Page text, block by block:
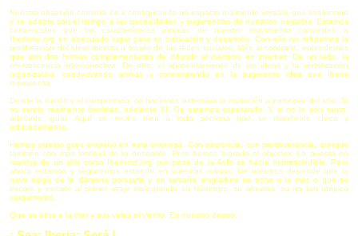
Nuestra obsesión consiste en ir configurando un espacio realmente versátil, que evolucione
y se adapte con el tiempo a las necesidades y sugerencias de nuestros usuarios. Estamos
convencidos que las características propias de nuestro movimiento convierten a
Iberismo.org en adecuado lugar para su cultivación y desarrollo. Con ello no refutamos la
proliferación del ideal iberista a través de las redes sociales; Más al contrario, entendemos
que son dos formas complementarias de difundir el iberismo en internet: De un lado, la
efervescencia interconectiva. De otro, el aposentamiento de las ideas y la vertebración
organizativa, coadyuvando ambas y convergiendo en la sugerente idea que Iberia
representa.
Desde la ilusión y el compromiso, os hacemos extensiva la invitación a participar del sitio. Si
os sentís realmente iberistas, adelante !!!. Os estamos esperando. Y si no lo sois tanto,
adelante igual. Aquí se recibe bien a toda persona que se manifieste cívica y
educadamente.
Hemos puesto gran empeño en esta empresa. Con paciencia, con perseverancia, aunque
también con más lentitud de lo deseable. Pero hemos logrado el objetivo; La puesta en
marcha de un sitio como Iberismo.org por parte de la AsIb se hacía imprescindible. Pero
ahora estamos y seguiremos estando en vuestras manos; De vosotros depende que la
nave salga de la dársena portuaria y en tamaña singladura se eche a la mar, o que se
escore y encalle al primer viraje malogrando su filántropo, su altruista, su no tan utópico
cargamento.
Que se abra a la mar y sus velas al viento. Es nuestro deseo.